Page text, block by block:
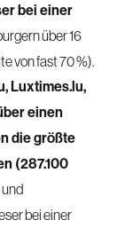
bei einer
über 16
von fast 70 %).
Luxtimes.lu,
einen
die größte
(287.100
und
bei einer